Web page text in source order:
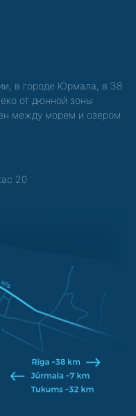
в городе Юрмала, в 38
от дюнной зоны
между морем и озером
20